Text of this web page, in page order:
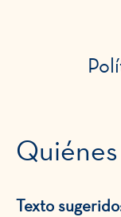
Texto